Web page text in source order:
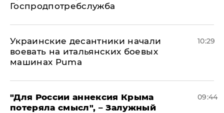
Госпродпотребслужба
Украинские десантники начали
воевать на итальянских боевых
машинах Puma
10:29
"Для России аннексия Крыма
потеряла смысл", – Залужный
09:44